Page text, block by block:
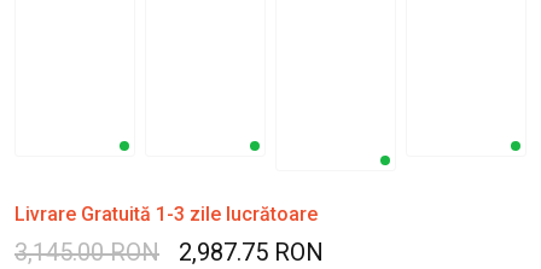
Livrare Gratuită 1-3 zile lucrătoare
3,145.00 RON 2,987.75 RON